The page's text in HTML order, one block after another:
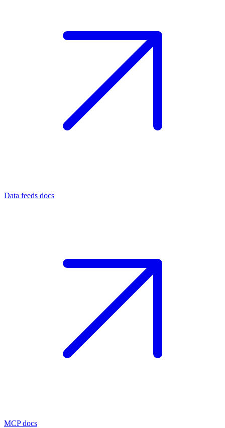
Data feeds docs
MCP docs